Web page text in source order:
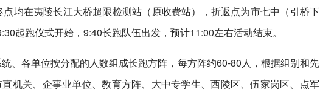
均在夷陵长江大桥超限检测站（原收费站），折返点为市七中（引桥下
起跑仪式开始，9:40长跑队伍出发，预计11:00左右活动结束。
、各单位按分配的人数组成长跑方阵，每方阵约60-80人，根据组别和先
机关、企事业单位、教育方阵、大中专学生、西陵区、伍家岗区、点军